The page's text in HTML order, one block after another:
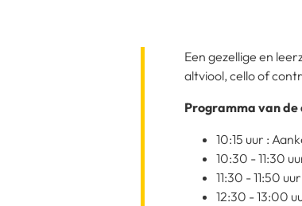
Een gezellige en
altviool, cello of
Programma van de
10:15 uur :
10:30 - 11:30
11:30 - 11:50
12:30 - 13:00